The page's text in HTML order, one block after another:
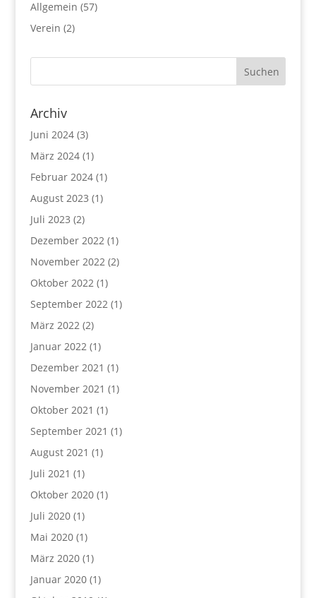
Allgemein (57)
Verein (2)
Archiv
Juni 2024(3)
März 2024(1)
Februar 2024(1)
August 2023 (1)
Juli 2023 (2)
Dezember 2022(1)
November 2022(2)
Oktober 2022(1)
September 2022(1)
März 2022(2)
Januar 2022(1)
Dezember 2021 (1)
November 2021 (1)
Oktober 2021 (1)
September 2021 (1)
August 2021 (1)
Juli 2021 (1)
Oktober 2020(1)
Juli 2020(1)
Mai 2020(1)
März 2020(1)
Januar 2020(1)